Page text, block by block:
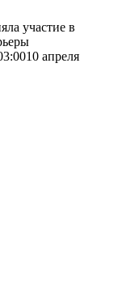
участие в
10 апреля